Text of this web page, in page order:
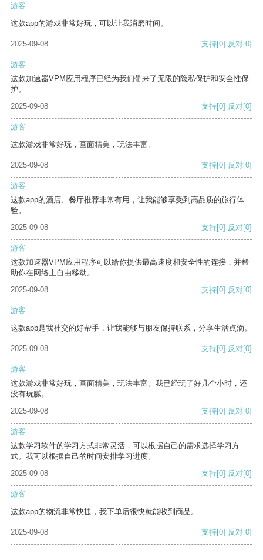
游客
这款app的游戏非常好玩，可以让我消磨时间。
2025-09-08 支持[0] 反对[0]
游客
这款加速器VPM应用程序已经为我们带来了无限的隐私保护和安全性保
护。
2025-09-08
支持[0] 反对[0]
游客
这款游戏非常好玩，画面精美，玩法丰富。
2025-09-08 支持[0] 反对[0]
游客
这款app的酒店、餐厅推荐非常有用，让我能够享受到高品质的旅行体
验。
2025-09-08
支持[0] 反对[0]
游客
这款加速器VPM应用程序可以给你提供最高速度和安全性的连接，并帮
助你在网络上自由移动。
2025-09-08
支持[0] 反对[0]
游客
这款app是我社交的好帮手，让我能够与朋友保持联系，分享生活点滴。
2025-09-08 支持[0] 反对[0]
游客
这款游戏非常好玩，画面精美，玩法丰富。我已经玩了好几个小时，还
没有玩腻。
2025-09-08
支持[0] 反对[0]
游客
这款学习软件的学习方式非常灵活，可以根据自己的需求选择学习方
式。我可以根据自己的时间安排学习进度。
2025-09-08
支持[0] 反对[0]
游客
这款app的物流非常快捷，我下单后很快就能收到商品。
2025-09-08 支持[0] 反对[0]